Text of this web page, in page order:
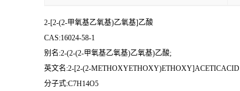
2-[2-(2-甲氧基乙氧基)乙氧基]乙酸
CAS:16024-58-1
别名:2-(2-(2-甲氧基乙氧基)乙氧基)乙酸;
英文名:2-[2-(2-METHOXYETHOXY)ETHOXY]ACETICACID
分子式:C7H14O5